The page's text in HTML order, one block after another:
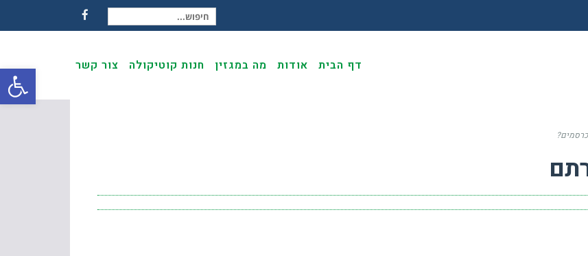
חיפוש עבור:
Facebook
דף הבית אודות מה במגזין חנות קוטיקולה צור קשר